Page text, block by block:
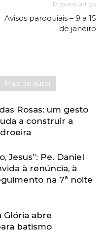
Próximo artigo
Avisos paroquiais – 9 a 15
de janeiro
Mais do autor
Rosas: um gesto
a construir a
Jesus”: Pe. Daniel
à renúncia, à
na 7ª noite
Glória abre
batismo